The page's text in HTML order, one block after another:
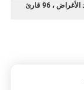
AC240V 96 قارئ لوحة جيد ، 96 قارئ صفيحة جيدة متعدد الأغراض ، 96 قارئ